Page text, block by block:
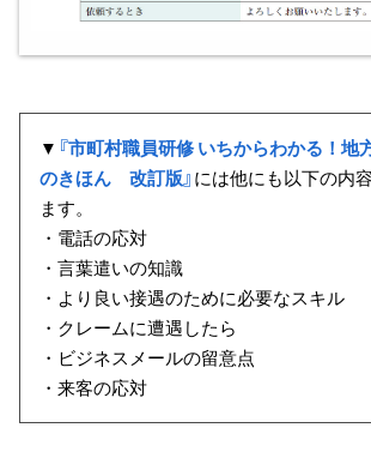
▼ 『市町村職員研修 いちからわかる！
のきほん 改訂版』には他にも以下の内
ます。
・電話の応対
・言葉遣いの知識
・より良い接遇のために必要なスキル
・クレームに遭遇したら
・ビジネスメールの留意点
・来客の応対